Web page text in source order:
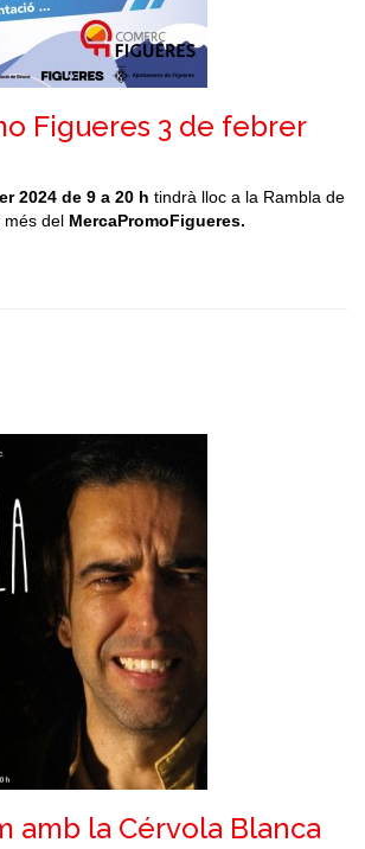
Figueres 3 de febrer
2024 de 9 a 20 h tindrà lloc a la Rambla de
més del MercaPromoFigueres.
amb la Cérvola Blanca